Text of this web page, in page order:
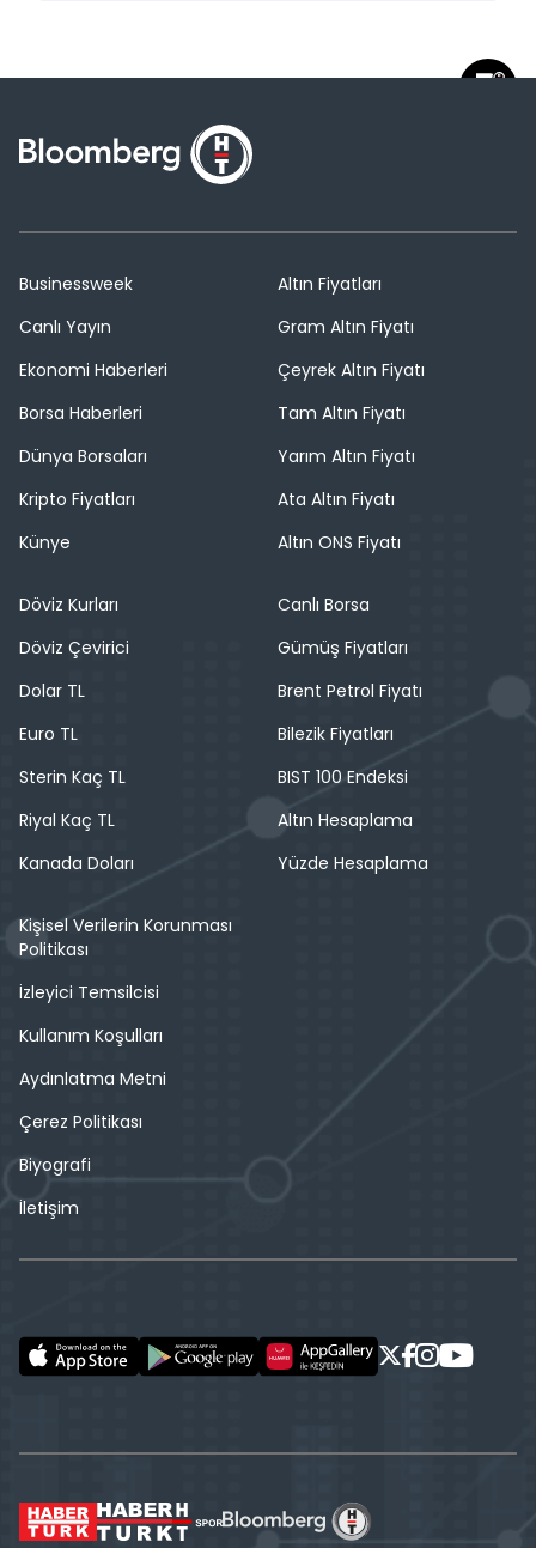
Businessweek
Canlı Yayın
Ekonomi Haberleri
Borsa Haberleri
Dünya Borsaları
Kripto Fiyatları
Künye
Altın Fiyatları
Gram Altın Fiyatı
Çeyrek Altın Fiyatı
Tam Altın Fiyatı
Yarım Altın Fiyatı
Ata Altın Fiyatı
Altın ONS Fiyatı
Döviz Kurları
Döviz Çevirici
Dolar TL
Euro TL
Sterin Kaç TL
Riyal Kaç TL
Kanada Doları
Canlı Borsa
Gümüş Fiyatları
Brent Petrol Fiyatı
Bilezik Fiyatları
BIST 100 Endeksi
Altın Hesaplama
Yüzde Hesaplama
Kişisel Verilerin Korunması
Politikası
İzleyici Temsilcisi
Kullanım Koşulları
Aydınlatma Metni
Çerez Politikası
Biyografi
İletişim